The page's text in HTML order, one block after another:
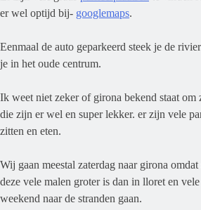
er wel optijd bij- googlemaps.
Eenmaal de auto geparkeerd steek je de
je in het oude centrum.
Ik weet niet zeker of girona bekend staat om
die zijn er wel en super lekker. er zijn vele
zitten en eten.
Wij gaan meestal zaterdag naar girona
deze vele malen groter is dan in lloret en
weekend naar de stranden gaan.